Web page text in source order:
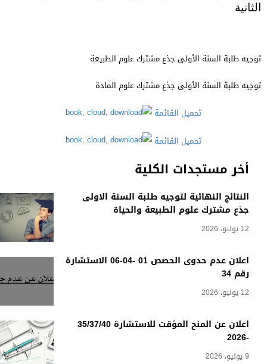
أخر مستجدات الكلية
النتائج النهائية لتوجيه طلبة السنة الاولى
جذع مشترك علوم الطبيعة والحياة
12 يوليو، 2026
اعلان عدم حدوى الحصص 01 -04-06 الاستشارة
رقم 34
12 يوليو، 2026
اعلان عن المنح المؤقت للاستشارة 35/37/40
-2026
9 يوليو، 2026
الثانية
توجيه طلبة السنة الأولى جذع مشترك علوم الطبيعة
توجيه طلبة السنة الأولى جذع مشترك علوم المادة
تحميل القائمة
تحميل القائمة